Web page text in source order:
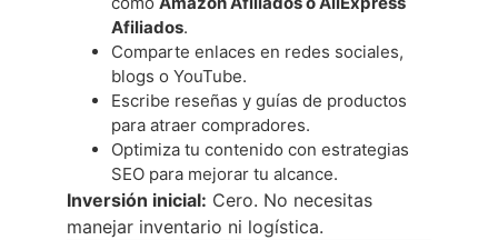
Afiliados.
Comparte enlaces en redes sociales,
blogs o YouTube.
Escribe reseñas y guías de productos
para atraer compradores.
Optimiza tu contenido con estrategias
SEO para mejorar tu alcance.
Inversión inicial: Cero. No necesitas
manejar inventario ni logística.